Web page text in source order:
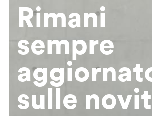
Rimani
sempre
sulle